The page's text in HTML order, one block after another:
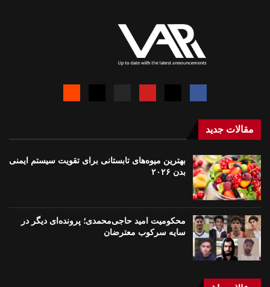
مقالات جدید
بهترین میوه‌های تابستانی برای تقویت سیستم ایمنی
بدن ۲۰۲۶
محکومیت امید حاجی‌محمدی؛ پرونده‌ای دیگر در
سایه سرکوب معترضان